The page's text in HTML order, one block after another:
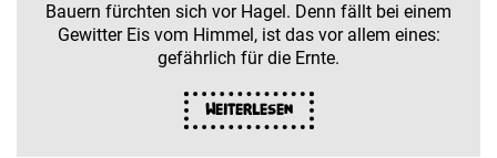
Bauern fürchten sich vor Hagel. Denn fällt bei einem
Gewitter Eis vom Himmel, ist das vor allem eines:
gefährlich für die Ernte.
Weiterlesen